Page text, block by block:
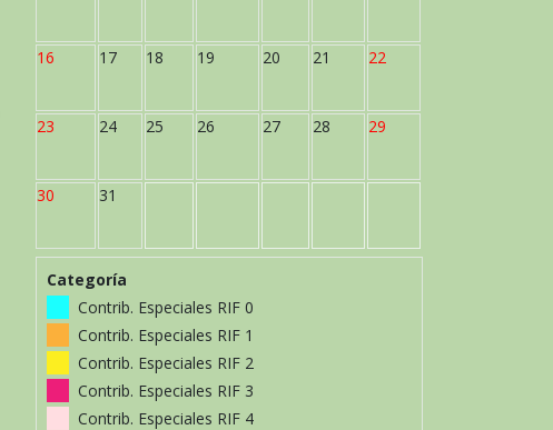
16 17 18 19 20 21 22
23 24 25 26 27 28 29
30 31
Categoría
Contrib. Especiales RIF 0
Contrib. Especiales RIF 1
Contrib. Especiales RIF 2
Contrib. Especiales RIF 3
Contrib. Especiales RIF 4